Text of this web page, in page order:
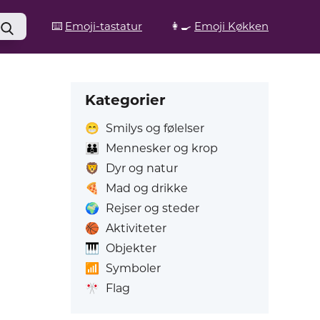
⌨️ Emoji-tastatur 👩‍🍳 Emoji Køkken
Kategorier
😁 Smilys og følelser
👪
Mennesker og krop
🦁
Dyr og natur
🍕
Mad og drikke
🌍 Rejser og steder
🏀 Aktiviteter
🎹 Objekter
📶
Symboler
🎌 Flag